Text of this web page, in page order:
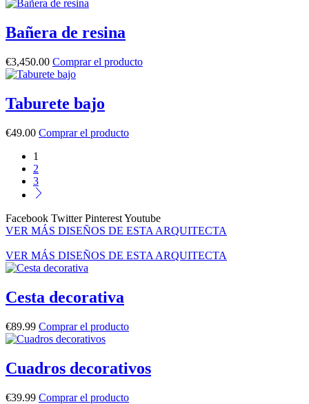
Bañera de resina
€3,450.00 Comprar el producto
Taburete bajo
€49.00 Comprar el producto
1
2
3
Facebook Twitter PinterestYoutube
VER MÁS DISEÑOS DE ESTA ARQUITECTA
VER MÁS DISEÑOS DE ESTA ARQUITECTA
Cesta decorativa
€89.99 Comprar el producto
Cuadros decorativos
€39.99 Comprar el producto